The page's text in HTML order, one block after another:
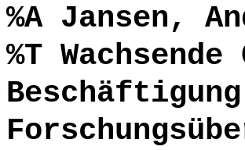
%A Jansen,
%T